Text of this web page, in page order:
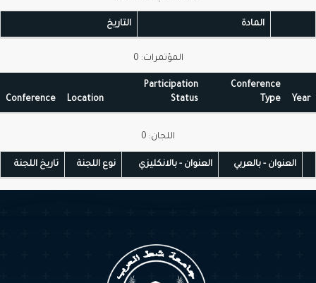
المادة التاريخ
المؤتمرات: 0
Conference
Type
Participation
Status
Location
Conference
اللجان: 0
العنوان - بالعربي العنوان - بالانكليزي نوع اللجنة تاريخ اللجنة